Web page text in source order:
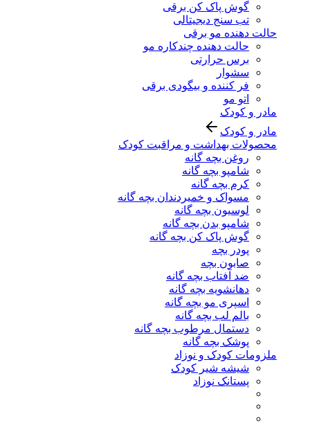
گوش پاک کن برقی
تب سنج دیجیتالی
حالت دهنده مو برقی
حالت دهنده چندکاره مو
برس حرارتی
سشوار
فر کننده و بیگودی برقی
اتو مو
مادر و کودک
مادر و کودک
محصولات بهداشت و مراقبت کودک
روغن بچه گانه
شامپو بچه گانه
کرم بچه گانه
مسواک و خمیردندان بچه گانه
لوسیون بچه گانه
شامپو بدن بچه گانه
گوش پاک کن بچه گانه
پودر بچه
صابون بچه
ضد آفتاب بچه گانه
دهانشویه بچه گانه
اسپری مو بچه گانه
بالم لب بچه گانه
دستمال مرطوب بچه گانه
پوشک بچه گانه
ملزومات کودک و نوزاد
شیشه شیر کودک
پستانک نوزاد